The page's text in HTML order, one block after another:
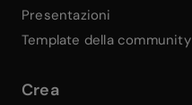
Presentazioni
Template della community
Crea